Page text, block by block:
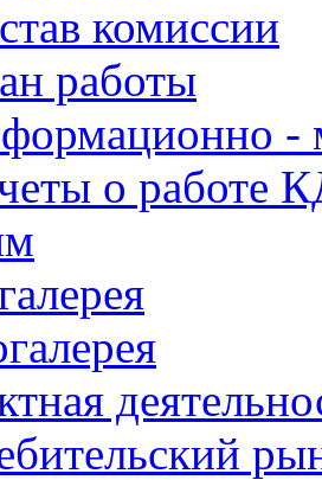
комиссии
работы
-
о работе